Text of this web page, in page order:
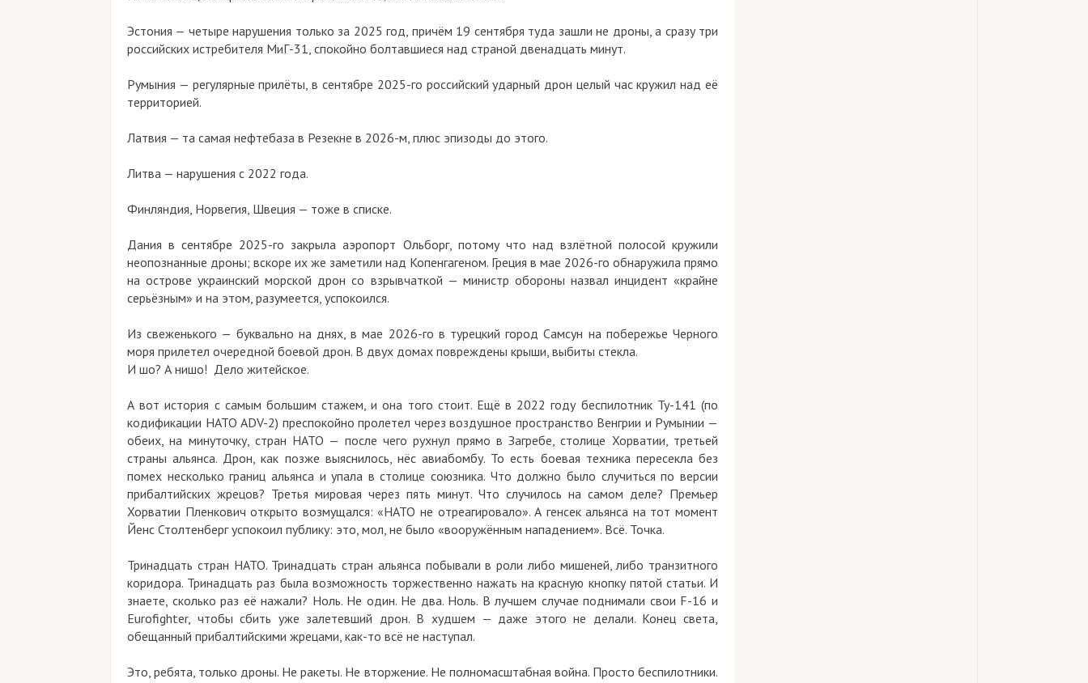
Эстония — четыре нарушения только за 2025 год, причём 19 сентября туда зашли не дроны, а сразу три
российских истребителя МиГ-31, спокойно болтавшиеся над страной двенадцать минут.
Румыния — регулярные прилёты, в сентябре 2025-го российский ударный дрон целый час кружил над её
территорией.
Латвия — та самая нефтебаза в Резекне в 2026-м, плюс эпизоды до этого.
Литва — нарушения с 2022 года.
Финляндия, Норвегия, Швеция — тоже в списке.
Дания в сентябре 2025-го закрыла аэропорт Ольборг, потому что над взлётной полосой кружили
неопознанные дроны; вскоре их же заметили над Копенгагеном. Греция в мае 2026-го обнаружила прямо
на острове украинский морской дрон со взрывчаткой — министр обороны назвал инцидент «крайне
серьёзным» и на этом, разумеется, успокоился.
Из свеженького — буквально на днях, в мае 2026-го в турецкий город Самсун на побережье Черного
моря прилетел очередной боевой дрон. В двух домах повреждены крыши, выбиты стекла.
И шо? А нишо! Дело житейское.
А вот история с самым большим стажем, и она того стоит. Ещё в 2022 году беспилотник Ту-141 (по
кодификации НАТО ADV-2) преспокойно пролетел через воздушное пространство Венгрии и Румынии —
обеих, на минуточку, стран НАТО — после чего рухнул прямо в Загребе, столице Хорватии, третьей
страны альянса. Дрон, как позже выяснилось, нёс авиабомбу. То есть боевая техника пересекла без
помех несколько границ альянса и упала в столице союзника. Что должно было случиться по версии
прибалтийских жрецов? Третья мировая через пять минут. Что случилось на самом деле? Премьер
Хорватии Пленкович открыто возмущался: «НАТО не отреагировало». А генсек альянса на тот момент
Йенс Столтенберг успокоил публику: это, мол, не было «вооружённым нападением». Всё. Точка.
Тринадцать стран НАТО. Тринадцать стран альянса побывали в роли либо мишеней, либо транзитного
коридора. Тринадцать раз была возможность торжественно нажать на красную кнопку пятой статьи. И
знаете, сколько раз её нажали? Ноль. Не один. Не два. Ноль. В лучшем случае поднимали свои F-16 и
Eurofighter, чтобы сбить уже залетевший дрон. В худшем — даже этого не делали. Конец света,
обещанный прибалтийскими жрецами, как-то всё не наступал.
Это, ребята, только дроны. Не ракеты. Не вторжение. Не полномасштабная война. Просто беспилотники.